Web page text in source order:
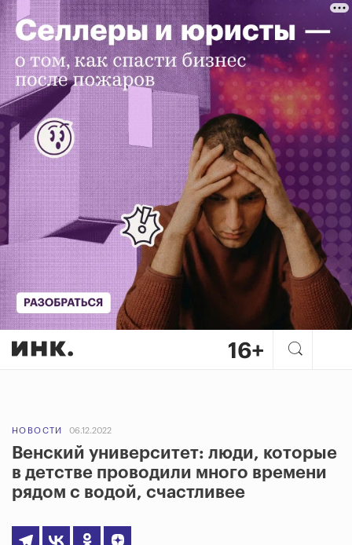
НОВОСТИ 06.12.2022
Венский университет: люди, которые
в детстве проводили много времени
рядом с водой, счастливее